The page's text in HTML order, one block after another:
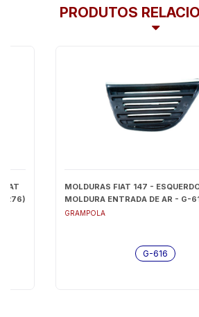
PRODUTOS
P276)
MOLDURAS FIAT 147 -
MOLDURA ENTRADA DE AR - G-
GRAMPOLA
G-616